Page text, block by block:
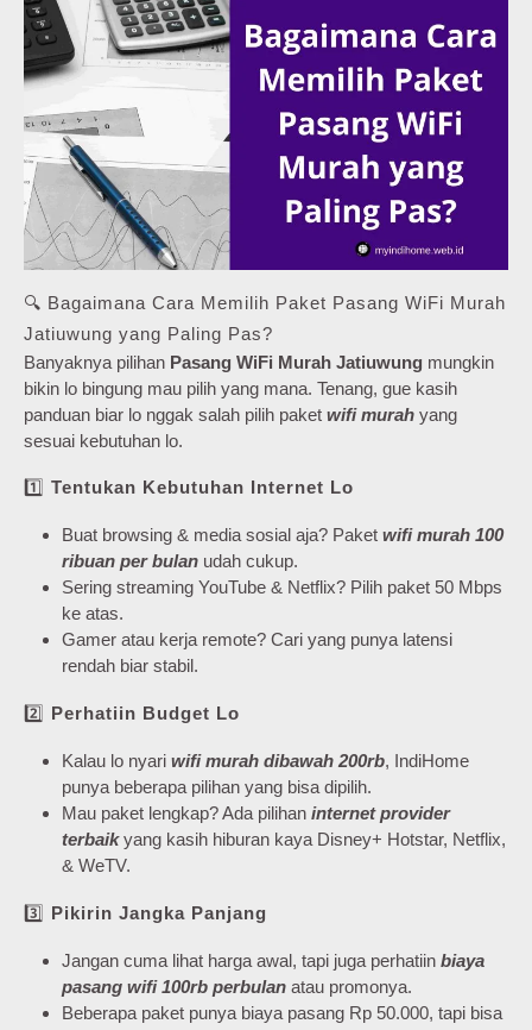
🔍 Bagaimana Cara Memilih Paket Pasang WiFi Murah
Jatiuwung yang Paling Pas?
Banyaknya pilihan Pasang WiFi Murah Jatiuwung mungkin
bikin lo bingung mau pilih yang mana. Tenang, gue kasih
panduan biar lo nggak salah pilih paket wifi murah yang
sesuai kebutuhan lo.
1️⃣ Tentukan Kebutuhan Internet Lo
Buat browsing & media sosial aja? Paket wifi murah 100
ribuan per bulan udah cukup.
Sering streaming YouTube & Netflix? Pilih paket 50 Mbps
ke atas.
Gamer atau kerja remote? Cari yang punya latensi
rendah biar stabil.
2️⃣ Perhatiin Budget Lo
Kalau lo nyari wifi murah dibawah 200rb, IndiHome
punya beberapa pilihan yang bisa dipilih.
Mau paket lengkap? Ada pilihan internet provider
terbaikyang kasih hiburan kaya Disney+ Hotstar, Netflix,
& WeTV.
3️⃣ Pikirin Jangka Panjang
Jangan cuma lihat harga awal, tapi juga perhatiin biaya
pasang wifi 100rb perbulan atau promonya.
Beberapa paket punya biaya pasang Rp 50.000, tapi bisa